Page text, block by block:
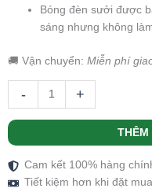
Bóng đèn sưởi được
sáng nhưng không
🚚 Vận chuyển: Miễn phí
- +
THÊM
Cam kết 100% hàng
Tiết kiệm hơn khi đặt